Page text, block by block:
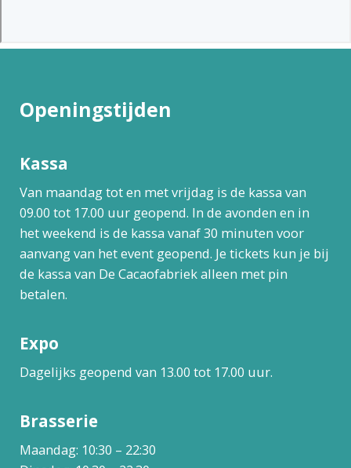
Openingstijden
Kassa
Van maandag tot en met vrijdag is de kassa van
09.00 tot 17.00 uur geopend. In de avonden en in
het weekend is de kassa vanaf 30 minuten voor
aanvang van het event geopend. Je tickets kun je bij
de kassa van De Cacaofabriek alleen met pin
betalen.
Expo
Dagelijks geopend van 13.00 tot 17.00 uur.
Brasserie
Maandag: 10:30 – 22:30